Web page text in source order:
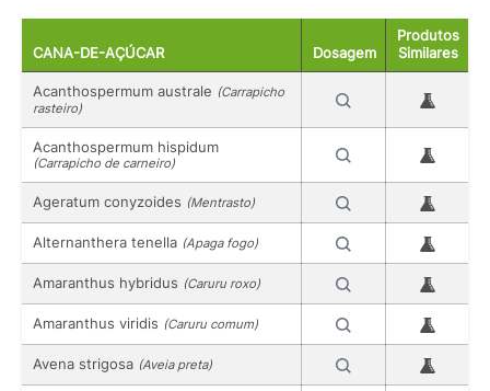
CANA-DE-AÇÚCAR Dosagem
Produtos
Similares
Acanthospermum australe (Carrapicho
rasteiro)
Acanthospermum hispidum
(Carrapicho de carneiro)
Ageratum conyzoides (Mentrasto)
Alternanthera tenella (Apaga fogo)
Amaranthus hybridus (Caruru roxo)
Amaranthus viridis (Caruru comum)
Avena strigosa (Aveia preta)